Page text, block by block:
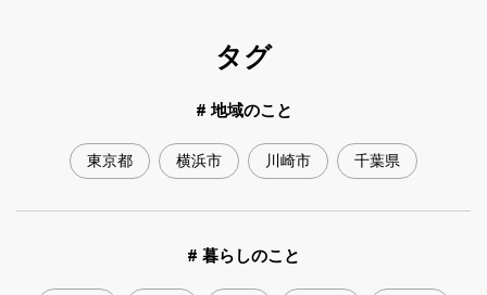
タグ
# 地域のこと
東京都 横浜市 川崎市 千葉県
# 暮らしのこと